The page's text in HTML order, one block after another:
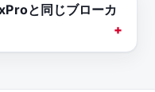
と同じブローカ